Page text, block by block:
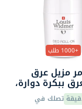
+1000 طلب
مزيل عرق
ببكرة دوارة،
تصلك في